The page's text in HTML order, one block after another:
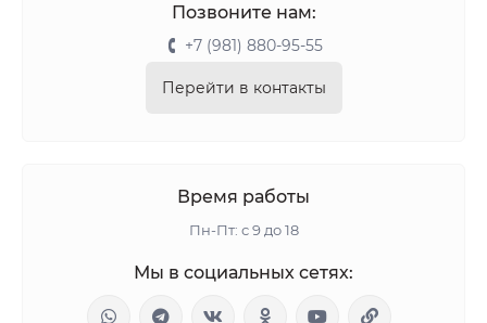
Позвоните нам:
+7 (981) 880-95-55
Перейти в контакты
Время работы
Пн-Пт: с 9 до 18
Мы в социальных сетях: